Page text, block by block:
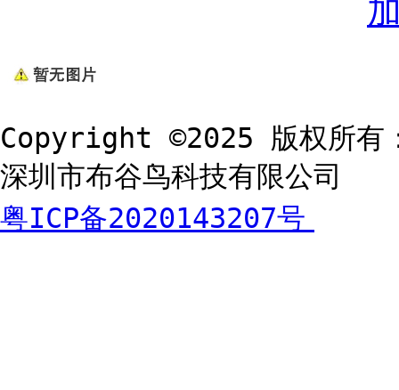
Copyright ©2025 版权所有
深圳市布谷鸟科技有限公司
粤ICP备2020143207号